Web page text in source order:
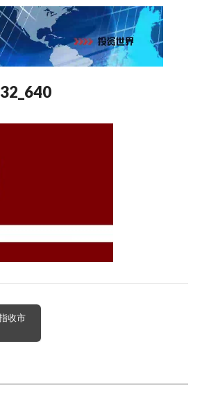
收市